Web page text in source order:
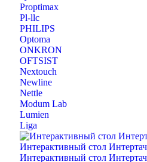
Proptimax
Pl-llc
PHILIPS
Optoma
ONKRON
OFTSIST
Nextouch
Newline
Nettle
Modum Lab
Lumien
Liga